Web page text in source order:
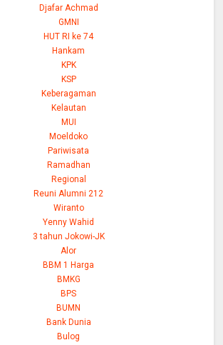
Djafar Achmad
GMNI
HUT RI ke 74
Hankam
KPK
KSP
Keberagaman
Kelautan
MUI
Moeldoko
Pariwisata
Ramadhan
Regional
Reuni Alumni 212
Wiranto
Yenny Wahid
3 tahun Jokowi-JK
Alor
BBM 1 Harga
BMKG
BPS
BUMN
Bank Dunia
Bulog